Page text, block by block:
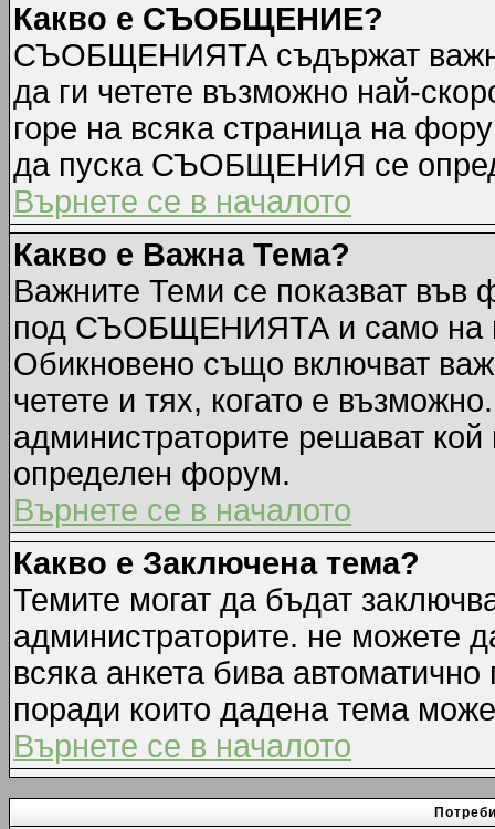
Какво е СЪОБЩЕНИЕ?
СЪОБЩЕНИЯТА съдържат
да ги четете възможно най-
горе на всяка страница на
да пуска СЪОБЩЕНИЯ се
Върнете се в началото
Какво е Важна Тема?
Важните Теми се показват във
под СЪОБЩЕНИЯТА и само на
Обикновено също включват
четете и тях, когато е
администраторите решават
определен форум.
Върнете се в началото
Какво е Заключена тема?
Темите могат да бъдат
администраторите. не можете
всяка анкета бива
поради които дадена тема
Върнете се в началото